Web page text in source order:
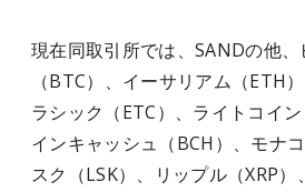
現在同取引所では、SANDの他
（BTC）、イーサリアム（ETH
ラシック（ETC）、ライトコイ
インキャッシュ（BCH）、モナ
スク（LSK）、リップル（XRP